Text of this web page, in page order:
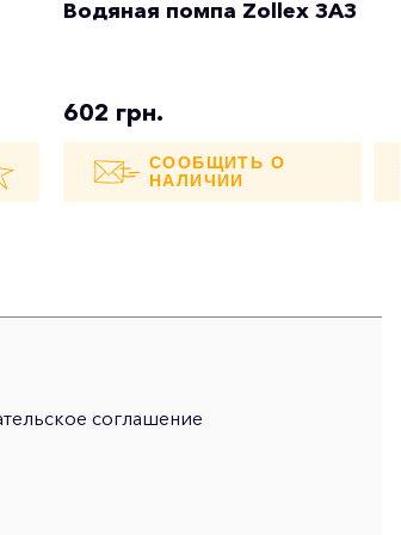
Водяная помпа Zollex ЗАЗ
602 грн.
СООБЩИТЬ О
НАЛИЧИИ
соглашение